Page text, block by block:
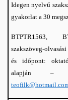
Idegen nyelvű
gyakorlat a 30
BTPTR1563,
szakszöveg-
és időpont:
alapján –